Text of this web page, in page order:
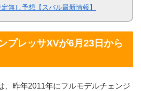
無し予想【スバル最新情報】
プレッサXVが6月23日から
、昨年2011年にフルモデルチェンジ